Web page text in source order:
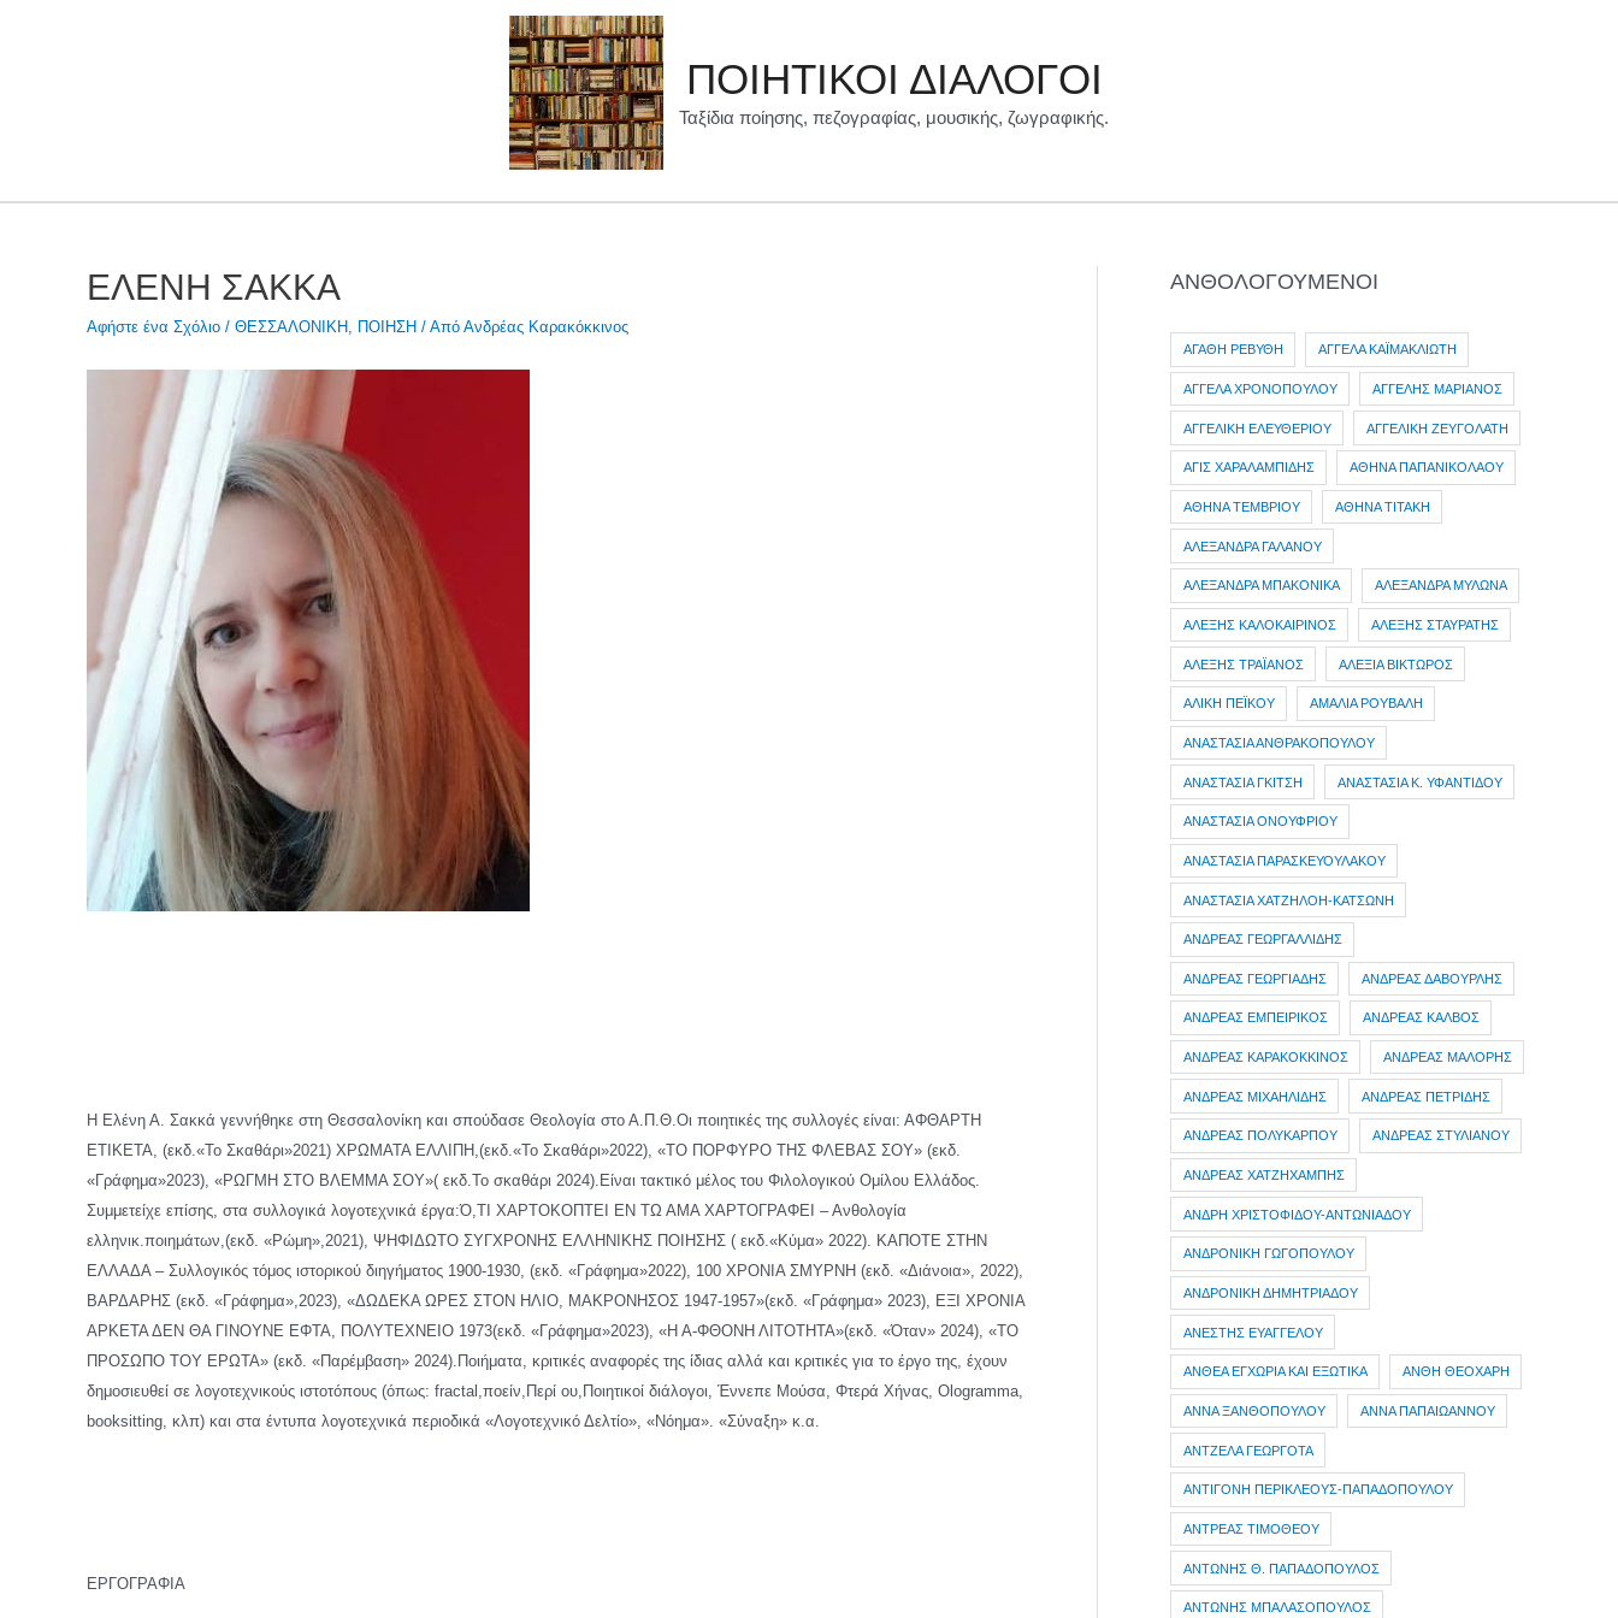
ΠΟΙΗΤΙΚΟΙ ΔΙΑΛΟΓΟΙ
Ταξίδια ποίησης, πεζογραφίας, μουσικής, ζωγραφικής.
ΕΛΕΝΗ ΣΑΚΚΑ
Αφήστε ένα Σχόλιο / ΘΕΣΣΑΛΟΝΙΚΗ, ΠΟΙΗΣΗ / Από Ανδρέας Καρακόκκινος
Η Ελένη Α. Σακκά γεννήθηκε στη Θεσσαλονίκη και σπούδασε Θεολογία στο Α.Π.Θ.Οι ποιητικές της συλλογές είναι: ΑΦΘΑΡΤΗ
ΕΤΙΚΕΤΑ, (εκδ.«Το Σκαθάρι»2021) ΧΡΩΜΑΤΑ ΕΛΛΙΠΗ,(εκδ.«Το Σκαθάρι»2022), «ΤΟ ΠΟΡΦΥΡΟ ΤΗΣ ΦΛΕΒΑΣ ΣΟΥ» (εκδ.
«Γράφημα»2023), «ΡΩΓΜΗ ΣΤΟ ΒΛΕΜΜΑ ΣΟΥ»( εκδ.Το σκαθάρι 2024).Είναι τακτικό μέλος του Φιλολογικού Ομίλου Ελλάδος.
Συμμετείχε επίσης, στα συλλογικά λογοτεχνικά έργα:Ό,ΤΙ ΧΑΡΤΟΚΟΠΤΕΙ ΕΝ ΤΩ ΑΜΑ ΧΑΡΤΟΓΡΑΦΕΙ – Ανθολογία
ελληνικ.ποιημάτων,(εκδ. «Ρώμη»,2021), ΨΗΦΙΔΩΤΟ ΣΥΓΧΡΟΝΗΣ ΕΛΛΗΝΙΚΗΣ ΠΟΙΗΣΗΣ ( εκδ.«Κύμα» 2022). ΚΑΠΟΤΕ ΣΤΗΝ
ΕΛΛΑΔΑ – Συλλογικός τόμος ιστορικού διηγήματος 1900-1930, (εκδ. «Γράφημα»2022), 100 ΧΡΟΝΙΑ ΣΜΥΡΝΗ (εκδ. «Διάνοια», 2022),
ΒΑΡΔΑΡΗΣ (εκδ. «Γράφημα»,2023), «ΔΩΔΕΚΑ ΩΡΕΣ ΣΤΟΝ ΗΛΙΟ, ΜΑΚΡΟΝΗΣΟΣ 1947-1957»(εκδ. «Γράφημα» 2023), ΕΞΙ ΧΡΟΝΙΑ
ΑΡΚΕΤΑ ΔΕΝ ΘΑ ΓΙΝΟΥΝΕ ΕΦΤΑ, ΠΟΛΥΤΕΧΝΕΙΟ 1973(εκδ. «Γράφημα»2023), «Η Α-ΦΘΟΝΗ ΛΙΤΟΤΗΤΑ»(εκδ. «Όταν» 2024), «ΤΟ
ΠΡΟΣΩΠΟ ΤΟΥ ΕΡΩΤΑ» (εκδ. «Παρέμβαση» 2024).Ποιήματα, κριτικές αναφορές της ίδιας αλλά και κριτικές για το έργο της, έχουν
δημοσιευθεί σε λογοτεχνικούς ιστοτόπους (όπως: fractal,ποείν,Περί ου,Ποιητικοί διάλογοι, Έννεπε Μούσα, Φτερά Χήνας, Οlogramma,
booksitting, κλπ) και στα έντυπα λογοτεχνικά περιοδικά «Λογοτεχνικό Δελτίο», «Νόημα». «Σύναξη» κ.α.
ΕΡΓΟΓΡΑΦΙΑ
ΑΝΘΟΛΟΓΟΥΜΕΝΟΙ
ΑΓΑΘΗ ΡΕΒΥΘΗ ΑΓΓΕΛΑ ΚΑΪΜΑΚΛΙΩΤΗ
ΑΓΓΕΛΑ ΧΡΟΝΟΠΟΥΛΟΥ ΑΓΓΕΛΗΣ ΜΑΡΙΑΝΟΣ
ΑΓΓΕΛΙΚΗ ΕΛΕΥΘΕΡΙΟΥ ΑΓΓΕΛΙΚΗ ΖΕΥΓΟΛΑΤΗ
ΑΓΙΣ ΧΑΡΑΛΑΜΠΙΔΗΣ ΑΘΗΝΑ ΠΑΠΑΝΙΚΟΛΑΟΥ
ΑΘΗΝΑ ΤΕΜΒΡΙΟΥ ΑΘΗΝΑ ΤΙΤΑΚΗ
ΑΛΕΞΑΝΔΡΑ ΓΑΛΑΝΟΥ
ΑΛΕΞΑΝΔΡΑ ΜΠΑΚΟΝΙΚΑ ΑΛΕΞΑΝΔΡΑ ΜΥΛΩΝΑ
ΑΛΕΞΗΣ ΚΑΛΟΚΑΙΡΙΝΟΣ ΑΛΕΞΗΣ ΣΤΑΥΡΑΤΗΣ
ΑΛΕΞΗΣ ΤΡΑΪΑΝΟΣ ΑΛΕΞΙΑ ΒΙΚΤΩΡΟΣ
ΑΛΙΚΗ ΠΕΪΚΟΥ ΑΜΑΛΙΑ ΡΟΥΒΑΛΗ
ΑΝΑΣΤΑΣΙΑ ΑΝΘΡΑΚΟΠΟΥΛΟΥ
ΑΝΑΣΤΑΣΙΑ ΓΚΙΤΣΗ ΑΝΑΣΤΑΣΙΑ Κ. ΥΦΑΝΤΙΔΟΥ
ΑΝΑΣΤΑΣΙΑ ΟΝΟΥΦΡΙΟΥ
ΑΝΑΣΤΑΣΙΑ ΠΑΡΑΣΚΕΥΟΥΛΑΚΟΥ
ΑΝΑΣΤΑΣΙΑ ΧΑΤΖΗΛΟΗ-ΚΑΤΣΩΝΗ
ΑΝΔΡΕΑΣ ΓΕΩΡΓΑΛΛΙΔΗΣ
ΑΝΔΡΕΑΣ ΓΕΩΡΓΙΑΔΗΣ ΑΝΔΡΕΑΣ ΔΑΒΟΥΡΛΗΣ
ΑΝΔΡΕΑΣ ΕΜΠΕΙΡΙΚΟΣ ΑΝΔΡΕΑΣ ΚΑΛΒΟΣ
ΑΝΔΡΕΑΣ ΚΑΡΑΚΟΚΚΙΝΟΣ ΑΝΔΡΕΑΣ ΜΑΛΟΡΗΣ
ΑΝΔΡΕΑΣ ΜΙΧΑΗΛΙΔΗΣ ΑΝΔΡΕΑΣ ΠΕΤΡΙΔΗΣ
ΑΝΔΡΕΑΣ ΠΟΛΥΚΑΡΠΟΥ ΑΝΔΡΕΑΣ ΣΤΥΛΙΑΝΟΥ
ΑΝΔΡΕΑΣ ΧΑΤΖΗΧΑΜΠΗΣ
ΑΝΔΡΗ ΧΡΙΣΤΟΦΙΔΟΥ-ΑΝΤΩΝΙΑΔΟΥ
ΑΝΔΡΟΝΙΚΗ ΓΩΓΟΠΟΥΛΟΥ
ΑΝΔΡΟΝΙΚΗ ΔΗΜΗΤΡΙΑΔΟΥ
ΑΝΕΣΤΗΣ ΕΥΑΓΓΕΛΟΥ
ΑΝΘΕΑ ΕΓΧΩΡΙΑ ΚΑΙ ΕΞΩΤΙΚΑ ΑΝΘΗ ΘΕΟΧΑΡΗ
ΑΝΝΑ ΞΑΝΘΟΠΟΥΛΟΥ ΑΝΝΑ ΠΑΠΑΙΩΑΝΝΟΥ
ΑΝΤΖΕΛΑ ΓΕΩΡΓΟΤΑ
ΑΝΤΙΓΟΝΗ ΠΕΡΙΚΛΕΟΥΣ-ΠΑΠΑΔΟΠΟΥΛΟΥ
ΑΝΤΡΕΑΣ ΤΙΜΟΘΕΟΥ
ΑΝΤΩΝΗΣ Θ. ΠΑΠΑΔΟΠΟΥΛΟΣ
ΑΝΤΩΝΗΣ ΜΠΑΛΑΣΟΠΟΥΛΟΣ